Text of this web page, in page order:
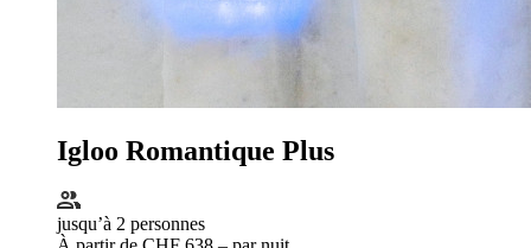
Igloo Romantique Plus
jusqu’à 2 personnes